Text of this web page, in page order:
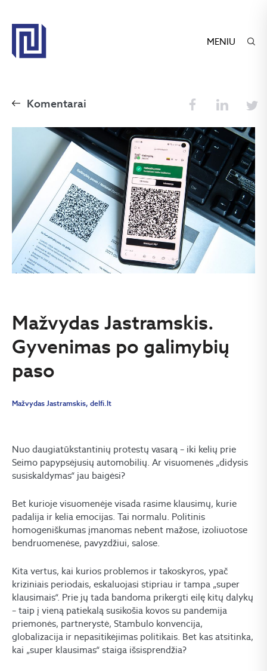
MENIU
Komentarai
Mažvydas Jastramskis.
Gyvenimas po galimybių
paso
Mažvydas Jastramskis, delfi.lt
Nuo daugiatūkstantinių protestų vasarą – iki kelių prie
Seimo papypsėjusių automobilių. Ar visuomenės „didysis
susiskaldymas“ jau baigėsi?
Bet kurioje visuomenėje visada rasime klausimų, kurie
padalija ir kelia emocijas. Tai normalu. Politinis
homogeniškumas įmanomas nebent mažose, izoliuotose
bendruomenėse, pavyzdžiui, salose.
Kita vertus, kai kurios problemos ir takoskyros, ypač
kriziniais periodais, eskaluojasi stipriau ir tampa „super
klausimais“. Prie jų tada bandoma prikergti eilę kitų dalykų
– taip į vieną patiekalą susikošia kovos su pandemija
priemonės, partnerystė, Stambulo konvencija,
globalizacija ir nepasitikėjimas politikais. Bet kas atsitinka,
kai „super klausimas“ staiga išsisprendžia?